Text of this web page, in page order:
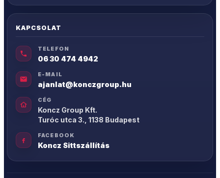
KAPCSOLAT
TELEFON
06 30 474 4942
E-MAIL
ajanlat@konczgroup.hu
CÉG
Koncz Group Kft.
Turóc utca 3., 1138 Budapest
FACEBOOK
Koncz Sittszállítás